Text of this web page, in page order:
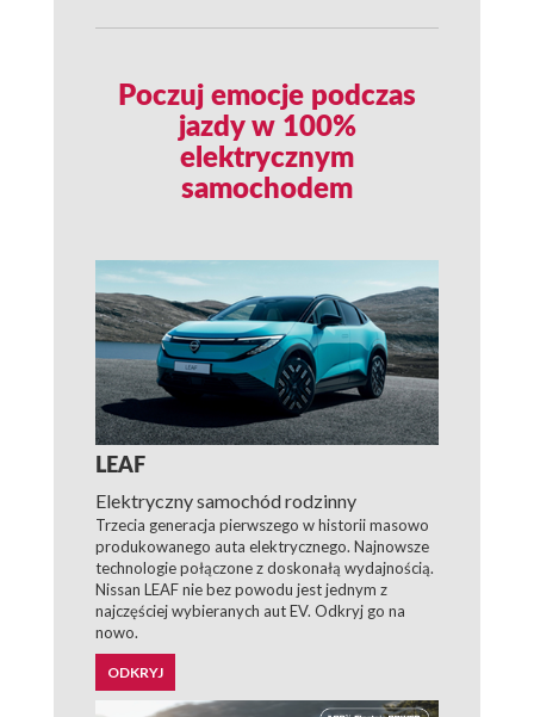
Poczuj emocje podczas
jazdy w 100%
elektrycznym
samochodem
LEAF
Elektryczny samochód rodzinny
Trzecia generacja pierwszego w historii masowo
produkowanego auta elektrycznego. Najnowsze
technologie połączone z doskonałą wydajnością.
Nissan LEAF nie bez powodu jest jednym z
najczęściej wybieranych aut EV. Odkryj go na
nowo.
ODKRYJ